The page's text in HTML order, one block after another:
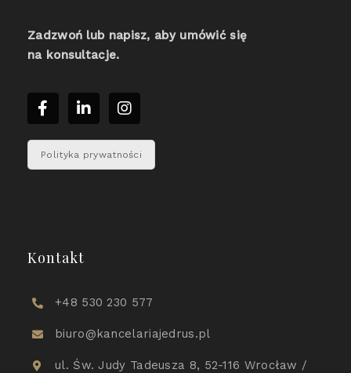
Zadzwoń lub napisz, aby umówić się
na konsultacje.
Polityka prywatności
Kontakt
+48 530 230 577
biuro@kancelariajedrus.pl
ul. Św. Judy Tadeusza 8, 52-116 Wrocław /